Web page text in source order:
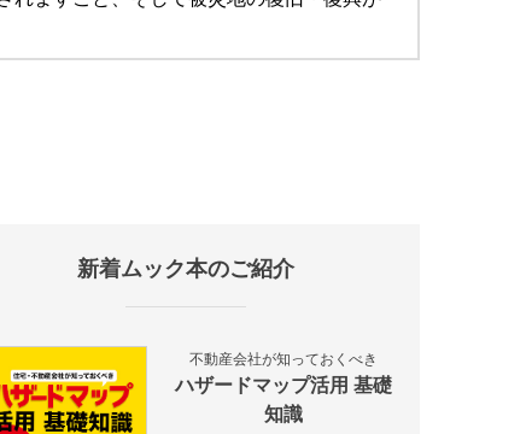
新着ムック本のご紹介
不動産会社が知っておくべき
ハザードマップ活用 基礎
知識